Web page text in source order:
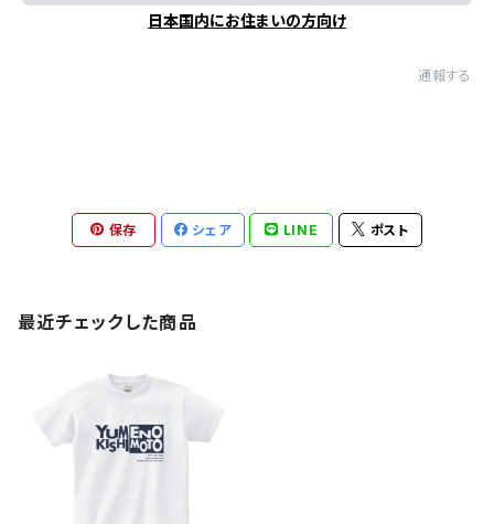
日本国内にお住まいの方向け
通報する
保存 シェア LINE ポスト
最近チェックした商品